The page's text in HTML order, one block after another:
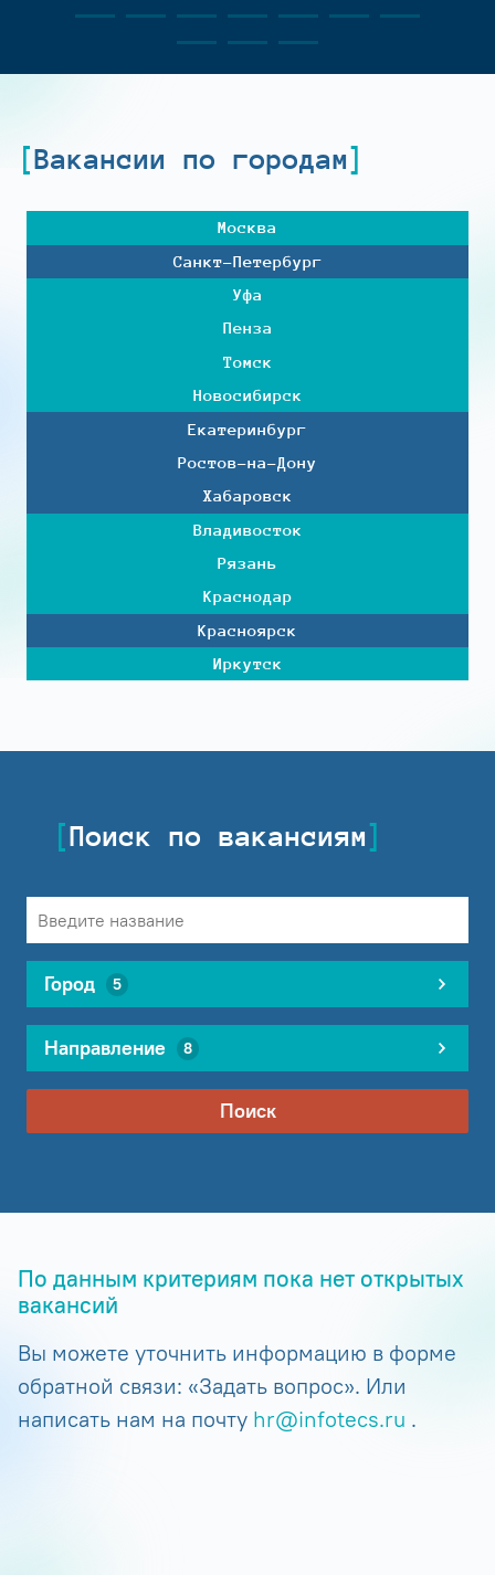
Вакансии по городам
Москва
Санкт-Петербург
Уфа
Пенза
Томск
Новосибирск
Екатеринбург
Ростов-на-Дону
Хабаровск
Владивосток
Рязань
Краснодар
Красноярск
Иркутск
Поиск по вакансиям
Город 5
Направление 8
Поиск
По данным критериям пока нет открытых
вакансий
Вы можете уточнить информацию в форме
обратной связи: «Задать вопрос». Или
написать нам на почту hr@infotecs.ru .